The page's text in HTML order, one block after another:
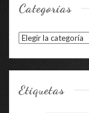
Categorías
Categorías
Etiquetas